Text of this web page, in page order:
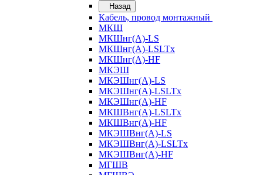
Назад
Кабель, провод монтажный
МКШ
МКШнг(А)-LS
МКШнг(А)-LSLTx
МКШнг(А)-HF
МКЭШ
МКЭШнг(А)-LS
МКЭШнг(А)-LSLTx
МКЭШнг(А)-HF
МКШВнг(A)-LSLTx
МКШВнг(А)-HF
МКЭШВнг(А)-LS
МКЭШВнг(A)-LSLTx
МКЭШВнг(А)-HF
МГШВ